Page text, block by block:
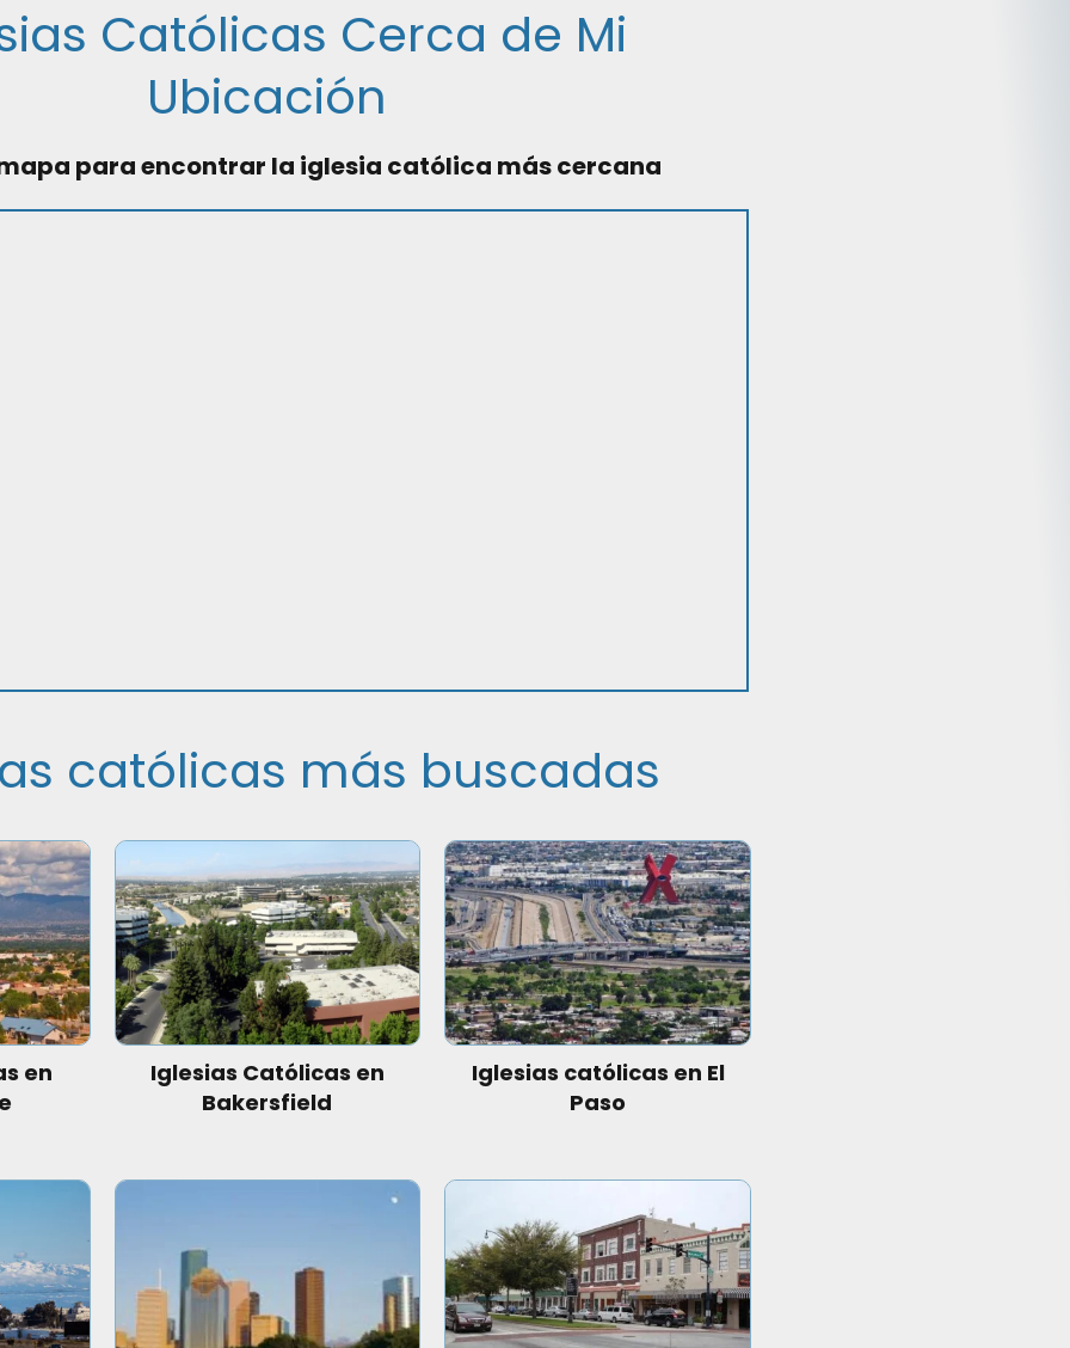
Católicas Cerca de Mi
Ubicación
para encontrar la iglesia católica más cercana
católicas más buscadas
en
Iglesias Católicas en
Bakersfield
Iglesias católicas en El
Paso